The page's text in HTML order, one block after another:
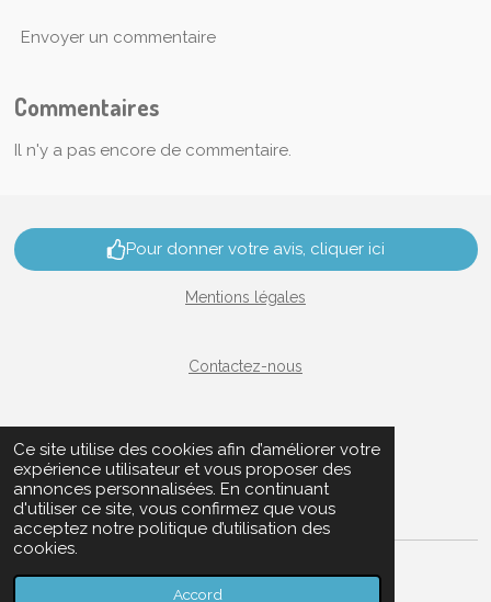
Ce site utilise des cookies afin d’améliorer votre
expérience utilisateur et vous proposer des
annonces personnalisées. En continuant
d'utiliser ce site, vous confirmez que vous
acceptez notre politique d’utilisation des
cookies.
Accord
Envoyer un commentaire
Commentaires
Il n'y a pas encore de commentaire.
Pour donner votre avis, cliquer ici
Mentions légales
Contactez-nous
Plan du site
© 2024 - 2026 aufildutemps-lardy
Propulsé par